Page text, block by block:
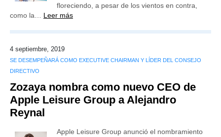
floreciendo, a pesar de los vientos en contra,
como la… Leer más
4 septiembre, 2019
SE DESEMPEÑARÁ COMO EXECUTIVE CHAIRMAN Y LÍDER DEL CONSEJO
DIRECTIVO
Zozaya nombra como nuevo CEO de
Apple Leisure Group a Alejandro
Reynal
Apple Leisure Group anunció el nombramiento